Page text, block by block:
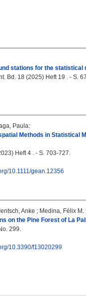
stations for the statistical
Bd. 18 (2025) Heft 19 . - S.
Paula:
Methods in Statistical
Heft 4 . - S. 703-727.
10.1111/gean.12356
Anke ; Medina, Félix M.
on the Pine Forest of La
299.
10.3390/f13020299